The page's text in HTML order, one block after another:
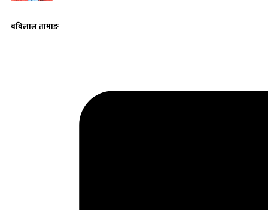
बबिलाल तामाङ